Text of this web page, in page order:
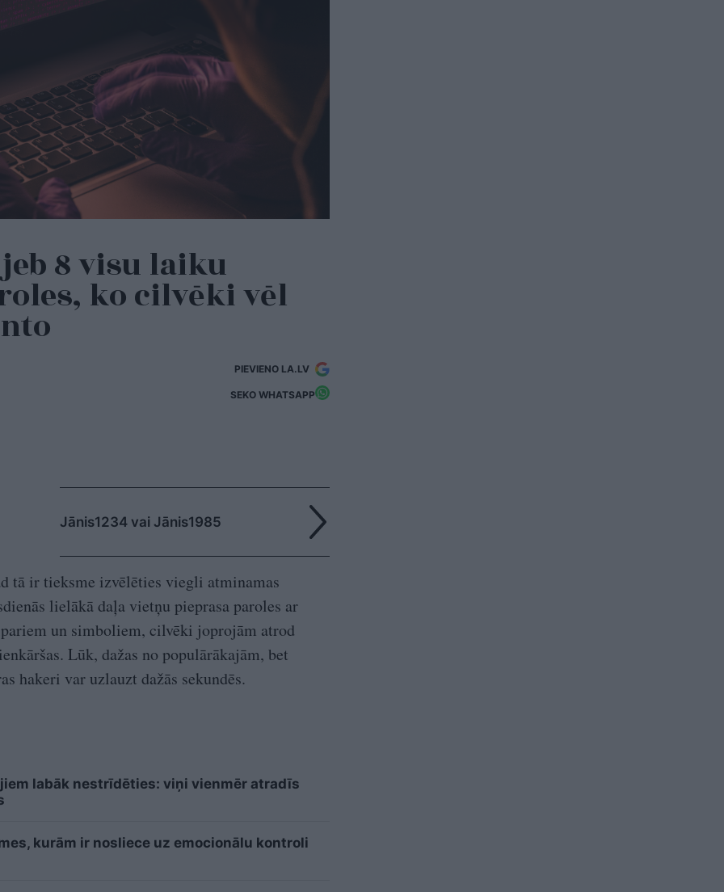
8 visu laiku
ko cilvēki vēl
PIEVIENO LA.LV
SEKO WHATSAPP
Jānis1234 vai Jānis1985
tā ir tieksme izvēlēties viegli atminamas
lielākā daļa vietņu pieprasa paroles ar
un simboliem, cilvēki joprojām atrod
Lūk, dažas no populārākajām, bet
hakeri var uzlauzt dažās sekundēs.
labāk nestrīdēties: viņi vienmēr atradīs
kurām ir nosliece uz emocionālu kontroli